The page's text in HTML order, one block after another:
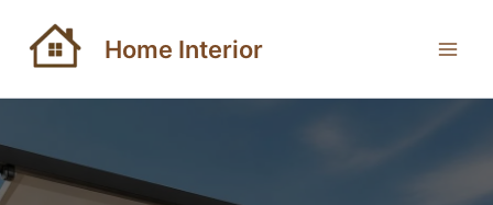
contenu
Home Interior